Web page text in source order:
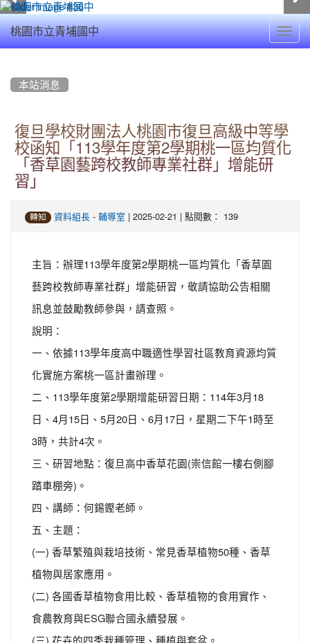
桃園市立青埔國中
本站消息
復旦學校財團法人桃園市復旦高級中等學
校函知「113學年度第2學期桃一區均質化
「香草園藝跨校教師專業社群」增能研
習」
轉知 資料組長 - 輔導室 | 2025-02-21 | 點閱數： 139
主旨：辦理113學年度第2學期桃一區均質化「香草園
藝跨校教師專業社群」增能研習，敬請協助公告相關
訊息並鼓勵教師參與，請查照。
說明：
一、依據113學年度高中職適性學習社區教育資源均質
化實施方案桃一區計畫辦理。
二、113學年度第2學期增能研習日期：114年3月18
日、4月15日、5月20日、6月17日，星期二下午1時至
3時，共計4次。
三、研習地點：復旦高中香草花園(崇信館一樓右側腳
踏車棚旁)。
四、講師：何錫鏗老師。
五、主題：
(一) 香草繁殖與栽培技術、常見香草植物50種、香草
植物與居家應用。
(二) 各國香草植物食用比較、香草植物的食用實作、
食農教育與ESG聯合國永續發展。
(三) 花卉的四季栽種管理、種植與套盆。